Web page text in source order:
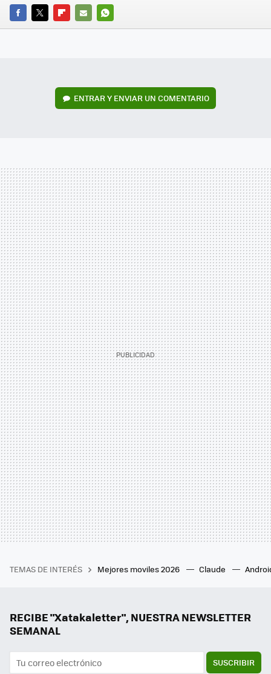
FACEBOOK
TWITTERFLIPBOARD
E-
WHATSAPP
ENTRAR Y ENVIAR UN COMENTARIO
TEMAS DE INTERÉS Mejores moviles 2026 Claude
RECIBE "Xatakaletter", NUESTRA NEWSLETTER
SEMANAL
SUSCRIBIR